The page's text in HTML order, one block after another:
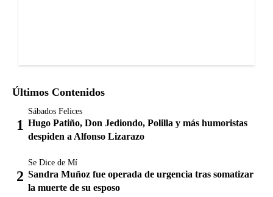
Últimos Contenidos
Sábados Felices
Hugo Patiño, Don Jediondo, Polilla y más humoristas
despiden a Alfonso Lizarazo
Se Dice de Mí
Sandra Muñoz fue operada de urgencia tras somatizar
la muerte de su esposo